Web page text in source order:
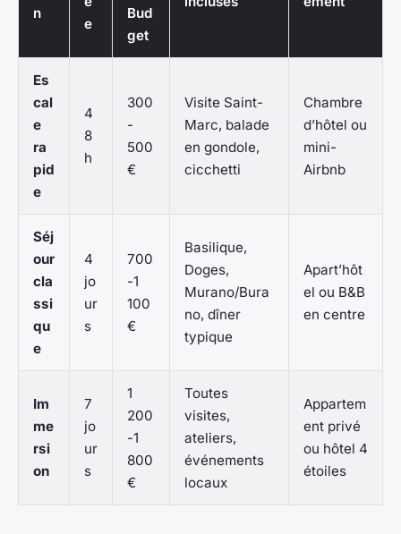
n
e
Bud
get
Es
cal
e
ra
pid
e
4
8
h
300
-
500
€
Visite Saint-
Marc, balade
en gondole,
cicchetti
Chambre
d’hôtel ou
mini-
Airbnb
Séj
our
cla
ssi
qu
e
4
jo
ur
s
700
-1
100
€
Basilique,
Doges,
Murano/Bura
no, dîner
typique
Apart’hôt
el ou B&B
en centre
Im
me
rsi
on
7
jo
ur
s
1
200
-1
800
€
Toutes
visites,
ateliers,
événements
locaux
Appartem
ent privé
ou hôtel 4
étoiles